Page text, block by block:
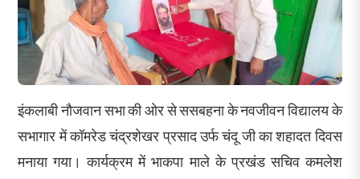
इंकलाबी नौजवान सभा की ओर से ससबहना के नवजीवन विद्यालय के
सभागार में कॉमरेड चंद्रशेखर प्रसाद उर्फ चंदू जी का शहादत दिवस
मनाया गया। कार्यक्रम में भाकपा माले के प्रखंड सचिव कमलेश